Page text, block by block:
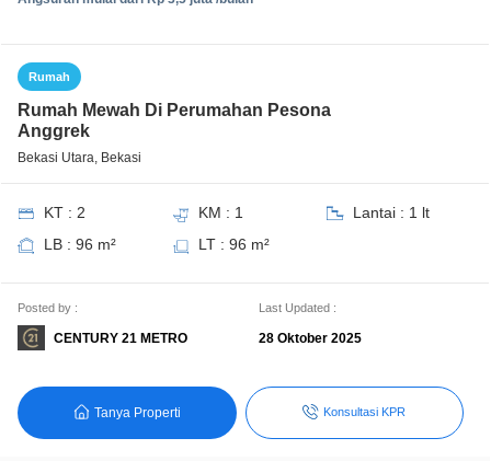
Rumah
Rumah Mewah Di Perumahan Pesona
Anggrek
Bekasi Utara, Bekasi
KT : 2 KM : 1
Lantai : 1 lt
LB : 96 m²
LT : 96 m²
Posted by :
CENTURY 21 METRO
Last Updated :
28 Oktober 2025
Tanya Properti Konsultasi KPR